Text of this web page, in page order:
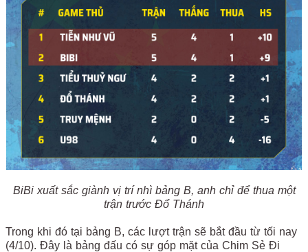
BiBi xuất sắc giành vị trí nhì bảng B, anh chỉ để thua một
trận trước Đổ Thánh
Trong khi đó tại bảng B, các lượt trận sẽ bắt đầu từ tối nay
(4/10). Đây là bảng đấu có sự góp mặt của Chim Sẻ Đi